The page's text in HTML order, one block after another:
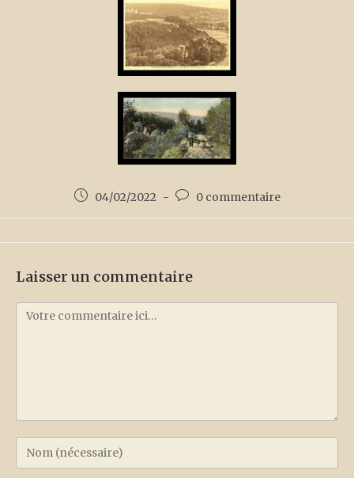
04/02/2022 0 commentaire
Laisser un commentaire